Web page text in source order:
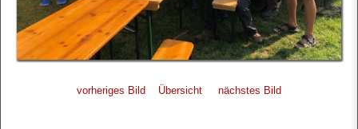
vorheriges Bild Übersicht nächstes Bild